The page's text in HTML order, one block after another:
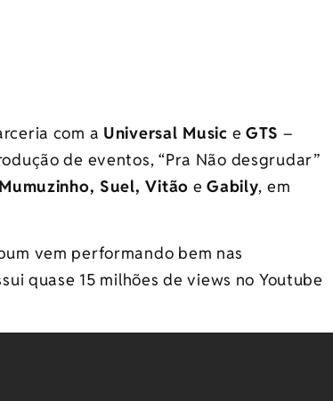
com a Universal Music eGTS –
de eventos, “Pra Não desgrudar”
Mumuzinho, Suel, Vitão eGabily, em
vem performando bem nas
quase 15 milhões de views no Youtube